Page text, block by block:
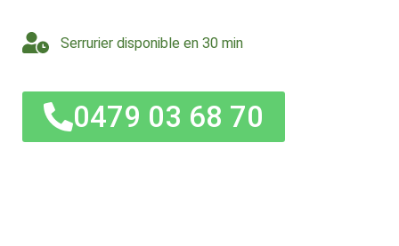
Serrurier disponible en 30 min
0479 03 68 70